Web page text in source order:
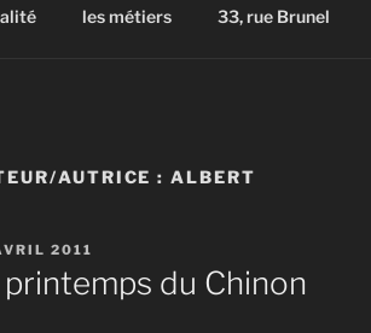
les métiers 33, rue Brunel
AUTRICE :ALBERT
2011
printemps du Chinon